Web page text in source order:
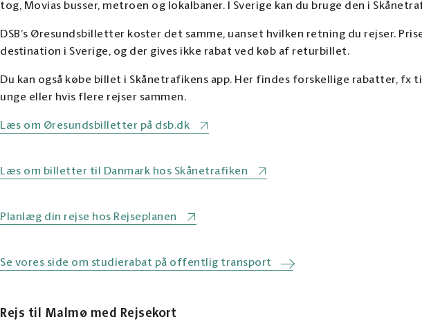
tog, Movias busser, metroen og lokalbaner. I Sverige kan du bruge den i
DSB’s Øresundsbilletter koster det samme, uanset hvilken retning du rejser.
destination i Sverige, og der gives ikke rabat ved køb af returbillet.
Du kan også købe billet i Skånetrafikens app. Her findes forskellige rabatter, fx
unge eller hvis flere rejser sammen.
Læs om Øresundsbilletter på dsb.dk
Læs om billetter til Danmark hos Skånetrafiken
Planlæg din rejse hos Rejseplanen
Se vores side om studierabat på offentlig transport
Rejs til Malmø med Rejsekort